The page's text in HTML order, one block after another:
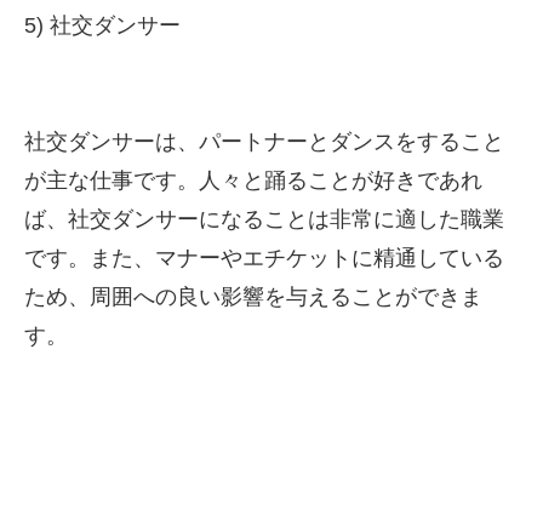
5) 社交ダンサー
社交ダンサーは、パートナーとダンスをすること
が主な仕事です。人々と踊ることが好きであれ
ば、社交ダンサーになることは非常に適した職業
です。また、マナーやエチケットに精通している
ため、周囲への良い影響を与えることができま
す。